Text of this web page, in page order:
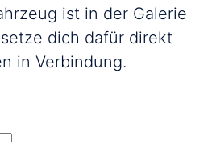
ist in der Galerie
dich dafür direkt
in Verbindung.